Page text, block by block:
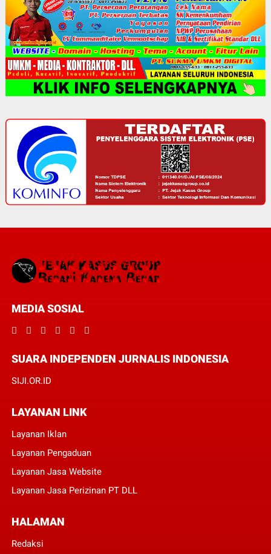
MEDIA SOSIAL
SUARA INDEPENDEN JURNALIS INDONESIA
SIJI.OR.ID
LAYANAN LINK
Layanan Iklan
Layanan Pengaduan
Layanan Jasa Website
Layanan Jasa Perizinan PT DLL
HALAMAN
Redaksi